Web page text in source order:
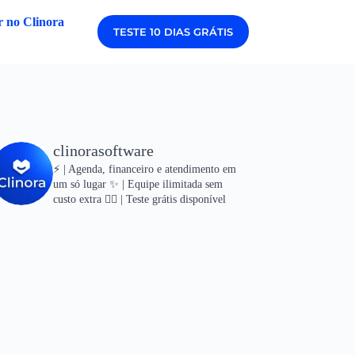
no Clinora
TESTE 10 DIAS GRÁTIS
clinorasoftware
⚡ | Agenda, financeiro e atendimento em
um só lugar ✨ | Equipe ilimitada sem
custo extra 👇🏻 | Teste grátis disponível